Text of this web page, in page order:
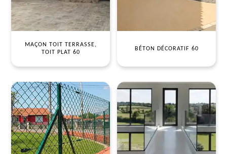
MAÇON TOIT TERRASSE,
TOIT PLAT 60
BÉTON DÉCORATIF 60